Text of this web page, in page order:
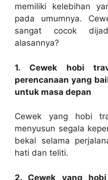
memiliki kelebihan
pada umumnya.
sangat cocok
alasannya?
1. Cewek hobi
perencanaan yang
untuk masa depan
Cewek yang hobi
menyusun segala
bekal selama
hati dan teliti.
2. Cewek yang